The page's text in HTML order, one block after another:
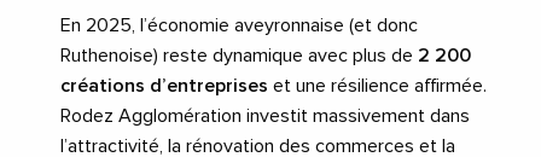
En 2025, l’économie aveyronnaise (et donc
Ruthenoise) reste dynamique avec plus de 2 200
créations d’entreprises et une résilience affirmée.
Rodez Agglomération investit massivement dans
l’attractivité, la rénovation des commerces et la